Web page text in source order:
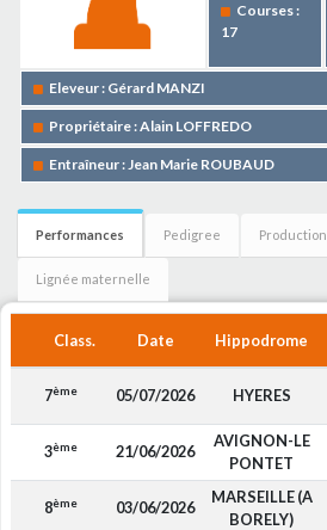
Courses :
17
Eleveur : Gérard MANZI
Propriétaire : Alain LOFFREDO
Entraîneur : Jean Marie ROUBAUD
Performances Pedigree Production
Lignée maternelle
Class. Date Hippodrome
7ème 05/07/2026 HYERES
3ème 21/06/2026
AVIGNON-LE
PONTET
8ème 03/06/2026
MARSEILLE (A
BORELY)